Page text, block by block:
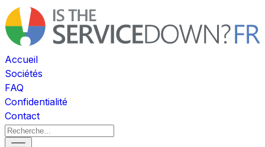
Accueil
Sociétés
FAQ
Confidentialité
Contact